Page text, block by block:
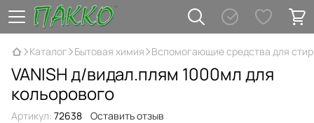
Каталог Бытовая химия Вспомогающие средства для
VANISH д/видал.плям 1000мл для
кольорового
Артикул: 72638 Оставить отзыв